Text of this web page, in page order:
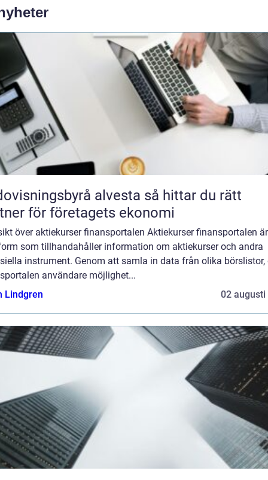
alvesta så hittar du rätt
för företagets ekonomi
över aktiekurser finansportalen Aktiekurser finansportalen
som tillhandahåller information om aktiekurser och andra
instrument. Genom att samla in data från olika börslistor,
användare möjlighet...
Lindgren
02 augusti